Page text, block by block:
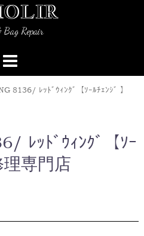
Bag Repair
8136/ ﾚｯﾄﾞｳｨﾝｸﾞ【ｿｰﾙﾁｪﾝｼﾞ 】
ﾚｯﾄﾞｳｨﾝｸﾞ【ｿｰ
専門店